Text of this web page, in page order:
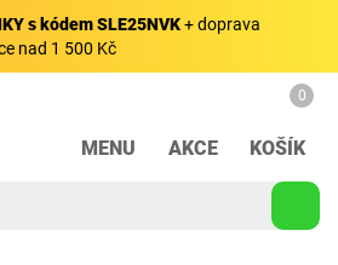
s kódem SLE25NVK+ doprava
nad 1 500 Kč
MENU AKCE
0
KOŠÍK